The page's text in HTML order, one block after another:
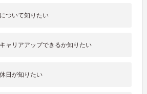
ついて知りたい
ャリアアップできるか知りたい
日が知りたい